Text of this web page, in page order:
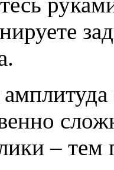
– тем